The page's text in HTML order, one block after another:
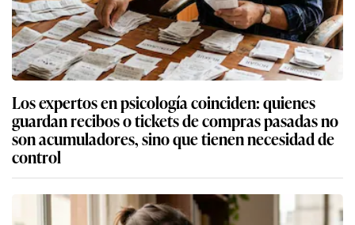
Los expertos en psicología coinciden: quienes
guardan recibos o tickets de compras pasadas no
son acumuladores, sino que tienen necesidad de
control